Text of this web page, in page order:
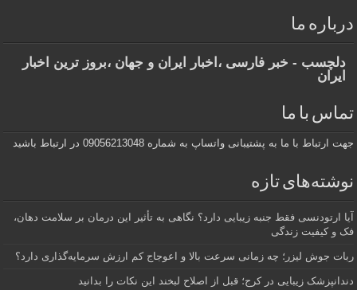
درباره ما
دلچسب - خبر فارسی ،اخبار ایران و جهان ،بروز ترین اخبار
ایران
تماس با ما
جهت ارتباط با ما به پشتیبانی واتساپ به شماره 09056213048 در ارتباط باشید
نوشته‌های تازه
آیا ارتودنسی فقط جنبه زیبایی دارد؟ نگاهی به تأثیر این درمان بر سلامت دهان،
فک و کیفیت زندگی
ربات جوش لیزر؛ چه زمانی سرعت بالا و اعوجاج کم ارزش سرمایه‌گذاری دارد؟
دندانپزشک زیبایی در کرج؛ قبل از اصلاح لبخند این نکات را بدانید